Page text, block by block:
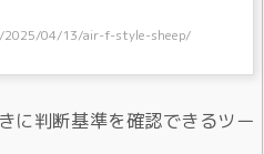
2025/04/13/air-f-style-sheep/
に判断基準を確認できるツー